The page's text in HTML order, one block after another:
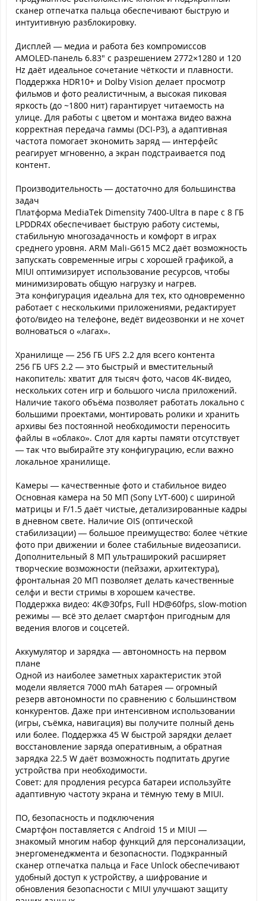
сканер отпечатка пальца обеспечивают быструю и
интуитивную разблокировку.
Дисплей — медиа и работа без компромиссов
AMOLED-панель 6.83" с разрешением 2772×1280 и 120
Hz даёт идеальное сочетание чёткости и плавности.
Поддержка HDR10+ и Dolby Vision делает просмотр
фильмов и фото реалистичным, а высокая пиковая
яркость (до ~1800 нит) гарантирует читаемость на
улице. Для работы с цветом и монтажа видео важна
корректная передача гаммы (DCI-P3), а адаптивная
частота помогает экономить заряд — интерфейс
реагирует мгновенно, а экран подстраивается под
контент.
Производительность — достаточно для большинства
задач
Платформа MediaTek Dimensity 7400-Ultra в паре с 8 ГБ
LPDDR4X обеспечивает быструю работу системы,
стабильную многозадачность и комфорт в играх
среднего уровня. ARM Mali-G615 MC2 даёт возможность
запускать современные игры с хорошей графикой, а
MIUI оптимизирует использование ресурсов, чтобы
минимизировать общую нагрузку и нагрев.
Эта конфигурация идеальна для тех, кто одновременно
работает с несколькими приложениями, редактирует
фото/видео на телефоне, ведёт видеозвонки и не хочет
волноваться о «лагах».
Хранилище — 256 ГБ UFS 2.2 для всего контента
256 ГБ UFS 2.2 — это быстрый и вместительный
накопитель: хватит для тысяч фото, часов 4K-видео,
нескольких сотен игр и большого числа приложений.
Наличие такого объёма позволяет работать локально с
большими проектами, монтировать ролики и хранить
архивы без постоянной необходимости переносить
файлы в «облако». Слот для карты памяти отсутствует
— так что выбирайте эту конфигурацию, если важно
локальное хранилище.
Камеры — качественные фото и стабильное видео
Основная камера на 50 МП (Sony LYT-600) с шириной
матрицы и F/1.5 даёт чистые, детализированные кадры
в дневном свете. Наличие OIS (оптической
стабилизации) — большое преимущество: более чёткие
фото при движении и более стабильные видеозаписи.
Дополнительный 8 МП ультраширокий расширяет
творческие возможности (пейзажи, архитектура),
фронтальная 20 МП позволяет делать качественные
селфи и вести стримы в хорошем качестве.
Поддержка видео: 4K@30fps, Full HD@60fps, slow-motion
режимы — всё это делает смартфон пригодным для
ведения влогов и соцсетей.
Аккумулятор и зарядка — автономность на первом
плане
Одной из наиболее заметных характеристик этой
модели является 7000 mAh батарея — огромный
резерв автономности по сравнению с большинством
конкурентов. Даже при интенсивном использовании
(игры, съёмка, навигация) вы получите полный день
или более. Поддержка 45 W быстрой зарядки делает
восстановление заряда оперативным, а обратная
зарядка 22.5 W даёт возможность подпитать другие
устройства при необходимости.
Совет: для продления ресурса батареи используйте
адаптивную частоту экрана и тёмную тему в MIUI.
ПО, безопасность и подключения
Смартфон поставляется с Android 15 и MIUI —
знакомый многим набор функций для персонализации,
энергоменеджмента и безопасности. Подэкранный
сканер отпечатка пальца и Face Unlock обеспечивают
удобный доступ к устройству, а шифрование и
обновления безопасности с MIUI улучшают защиту